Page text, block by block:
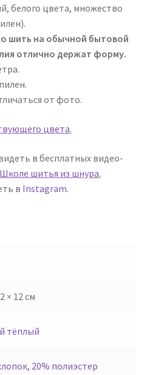
белого цвета, множество
шить на обычной бытовой
отлично держат форму.
от фото.
цвета.
в бесплатных видео-
Школе шитья из шнура.
в Instagram.
× 12 см
тёплый
20% полиэстер